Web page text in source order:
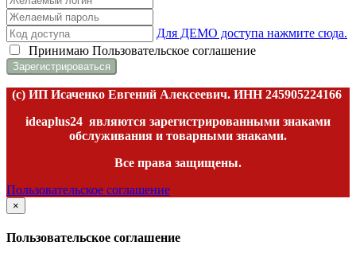
Для ДЕМО доступа нажмите сюда.
Принимаю Пользовательское соглашение
(c) ИП Исаченко Евгений Алексеевич. ИНН245905224166
ideaplus24 являются зарегистрированными знаками
обслуживания и товарными знаками.
Все права защищены.
Пользовательское соглашение
×
закрыть
Пользовательское соглашение